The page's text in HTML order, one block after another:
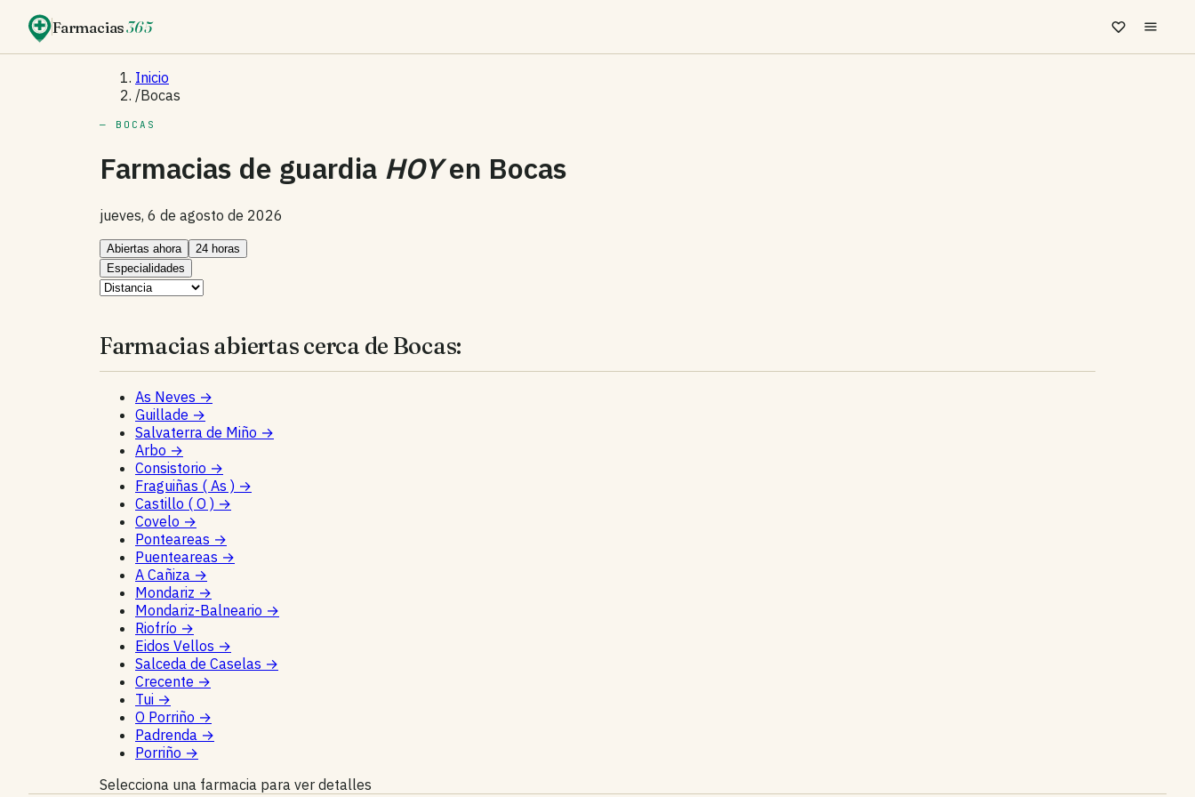
Farmacias365
Inicio
/Bocas
— BOCAS
Farmacias de guardia HOYen Bocas
jueves, 6 de agosto de 2026
Abiertas ahora
24 horas
Especialidades
Farmacias abiertas cerca de Bocas:
As Neves →
Guillade →
Salvaterra de Miño →
Arbo →
Consistorio →
Fraguiñas ( As ) →
Castillo ( O ) →
Covelo →
Ponteareas →
Puenteareas →
A Cañiza →
Mondariz →
Mondariz-Balneario →
Riofrío →
Eidos Vellos →
Salceda de Caselas →
Crecente →
Tui →
O Porriño →
Padrenda →
Porriño →
Selecciona una farmacia para ver detalles